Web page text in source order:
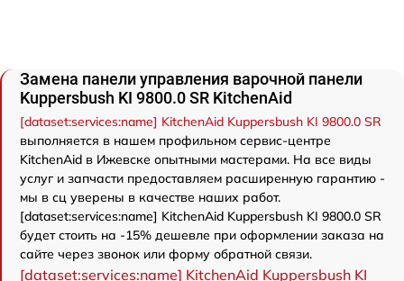
Замена панели управления варочной панели
Kuppersbush KI 9800.0 SR KitchenAid
[dataset:services:name] KitchenAid Kuppersbush KI 9800.0 SR
выполняется в нашем профильном сервис-центре
KitchenAid в Ижевске опытными мастерами. На все виды
услуг и запчасти предоставляем расширенную гарантию -
мы в сц уверены в качестве наших работ.
[dataset:services:name] KitchenAid Kuppersbush KI 9800.0 SR
будет стоить на -15% дешевле при оформлении заказа на
сайте через звонок или форму обратной связи.
[dataset:services:name] KitchenAid Kuppersbush KI